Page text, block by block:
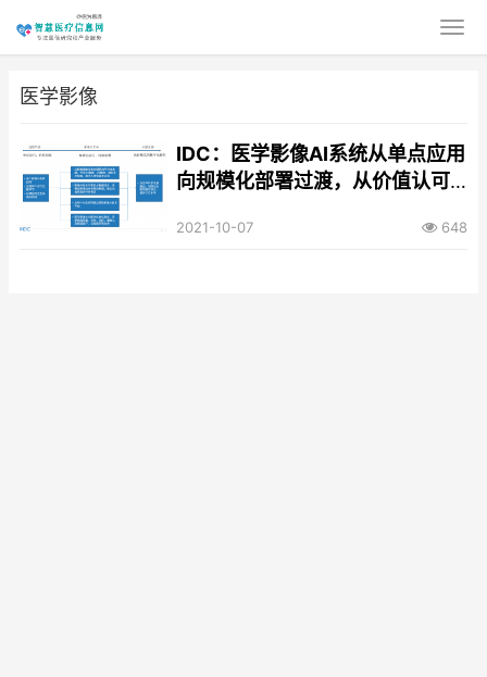
医学影像
IDC：医学影像AI系统从单点应用
向规模化部署过渡，从价值认可
2021-10-07 648